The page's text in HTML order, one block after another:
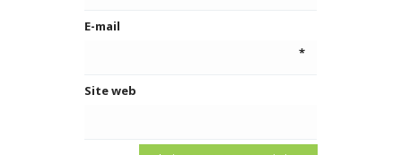
E-mail
*
Site web